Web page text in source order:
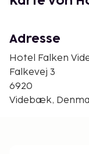
Kurtaxe Einschl.
Kein Aufzug.
Ankunft
Anreise beliebig
Adresse
Hotel Falken
Falkevej 3
6920
Videbæk,